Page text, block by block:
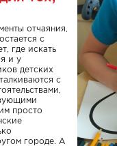
отчаяния,
с
где искать
и у
детских
с
просто
городе. А